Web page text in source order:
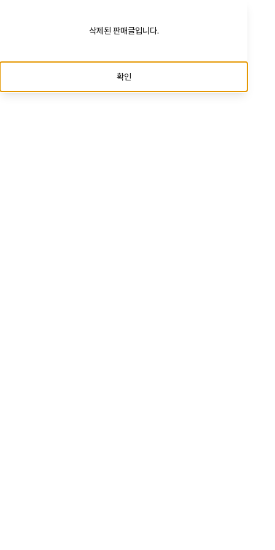
삭제된 판매글입니다.
확인